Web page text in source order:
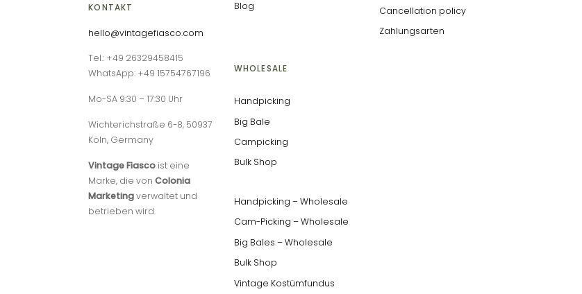
KONTAKT
hello@vintagefiasco.com
Tel.: +49 26329458415
WhatsApp: +49 15754767196
Mo-SA 9:30 – 17:30 Uhr
Wichterichstraße 6-8, 50937
Köln, Germany
Vintage Fiasco ist eine
Marke, die vonColonia
Marketingverwaltet und
betrieben wird.
Blog
Cancellation policy
Zahlungsarten
WHOLESALE
Handpicking
Big Bale
Campicking
Bulk Shop
Handpicking – Wholesale
Cam-Picking – Wholesale
Big Bales – Wholesale
Bulk Shop
Vintage Kostümfundus